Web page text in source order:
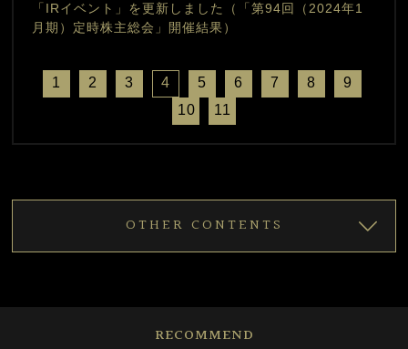
「IRイベント」を更新しました（「第94回（2024年1
月期）定時株主総会」開催結果）
1 2 3 4 5 6 7 8
9
10
11
OTHER CONTENTS
RECOMMEND